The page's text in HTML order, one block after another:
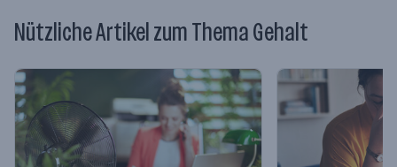
Nützliche Artikel zum Thema Gehalt